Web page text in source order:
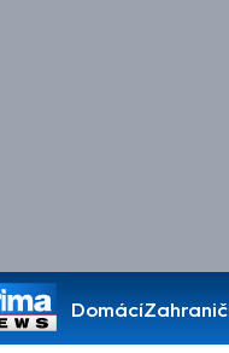
Domácí
Pořady